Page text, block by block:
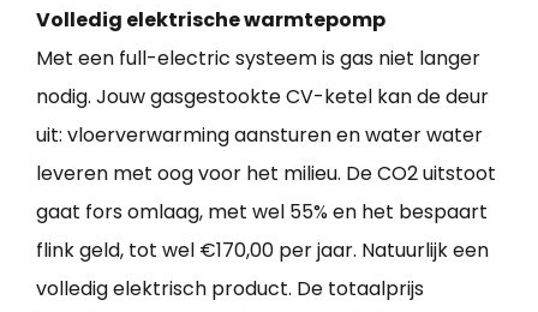
Volledig elektrische warmtepomp
Met een full-electric systeem is gas niet langer
nodig. Jouw gasgestookte CV-ketel kan de deur
uit: vloerverwarming aansturen en water water
leveren met oog voor het milieu. De CO2 uitstoot
gaat fors omlaag, met wel 55% en het bespaart
flink geld, tot wel €170,00 per jaar. Natuurlijk een
volledig elektrisch product. De totaalprijs